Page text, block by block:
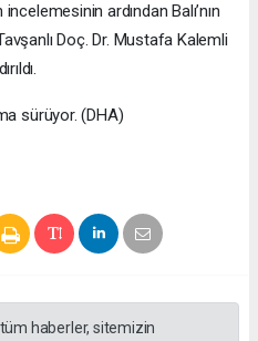
ardından Balı’nın
Doç. Dr. Mustafa Kalemli
sürüyor. (DHA)
haberler, sitemizin